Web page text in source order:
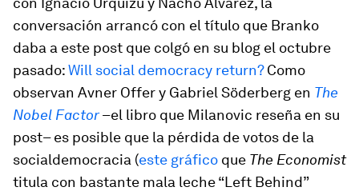
conversación arrancó con el título que Branko
daba a este post que colgó en su blog el octubre
pasado:Will social democracy return?Como
observan Avner Offer y Gabriel Söderberg en The
Nobel Factor–el libro que Milanovic reseña en su
post– es posible que la pérdida de votos de la
socialdemocracia (este gráfico que The Economist
titula con bastante mala leche “Left Behind”